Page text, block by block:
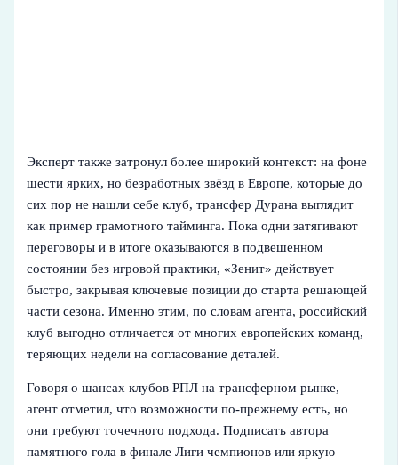
Эксперт также затронул более широкий контекст: на фоне
шести ярких, но безработных звёзд в Европе, которые до
сих пор не нашли себе клуб, трансфер Дурана выглядит
как пример грамотного тайминга. Пока одни затягивают
переговоры и в итоге оказываются в подвешенном
состоянии без игровой практики, «Зенит» действует
быстро, закрывая ключевые позиции до старта решающей
части сезона. Именно этим, по словам агента, российский
клуб выгодно отличается от многих европейских команд,
теряющих недели на согласование деталей.
Говоря о шансах клубов РПЛ на трансферном рынке,
агент отметил, что возможности по‑прежнему есть, но
они требуют точечного подхода. Подписать автора
памятного гола в финале Лиги чемпионов или яркую